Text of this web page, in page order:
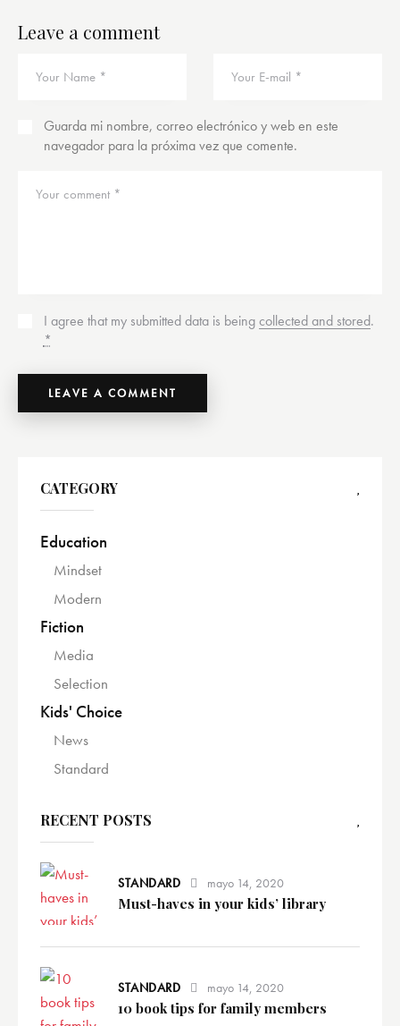
Leave a comment
Guarda mi nombre, correo electrónico y web en este
navegador para la próxima vez que comente.
I agree that my submitted data is beingcollected and stored.
*
CATEGORY
Education
Mindset
Modern
Fiction
Media
Selection
Kids' Choice
News
Standard
RECENT POSTS
STANDARD mayo 14, 2020
Must-haves in your kids’ library
STANDARD mayo 14, 2020
10 book tips for family members